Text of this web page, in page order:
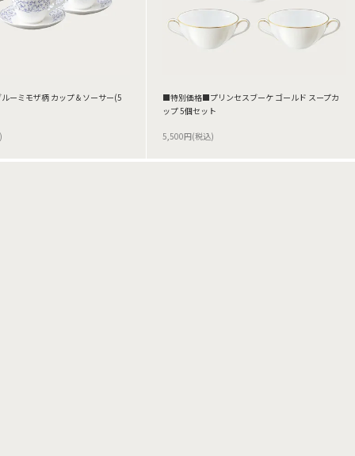
ーミモザ柄 カップ＆ソーサー(5
■特別価格■プリンセスブーケ ゴールド スープカ
ップ 5個セット
5,500円(税込)